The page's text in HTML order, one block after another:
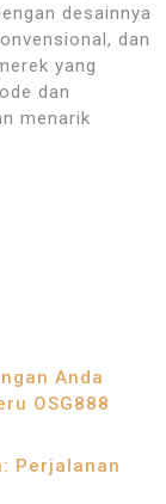
desainnya
dan
yang
dan
menarik
Anda
OSG888
Perjalanan